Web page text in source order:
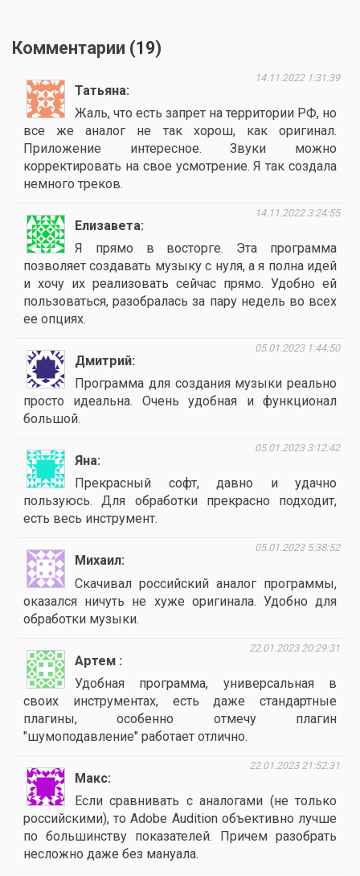
Комментарии (19)
Татьяна
14.11.2022 1:31:39
Жаль, что есть запрет на территории РФ, но
все же аналог не так хорош, как оригинал.
Приложение интересное. Звуки можно
корректировать на свое усмотрение. Я так создала
немного треков.
Елизавета
14.11.2022 3:24:55
Я прямо в восторге. Эта программа
позволяет создавать музыку с нуля, а я полна идей
и хочу их реализовать сейчас прямо. Удобно ей
пользоваться, разобралась за пару недель во всех
ее опциях.
Дмитрий
05.01.2023 1:44:50
Программа для создания музыки реально
просто идеальна. Очень удобная и функционал
большой.
Яна
05.01.2023 3:12:42
Прекрасный софт, давно и удачно
пользуюсь. Для обработки прекрасно подходит,
есть весь инструмент.
Михаил
05.01.2023 5:38:52
Скачивал российский аналог программы,
оказался ничуть не хуже оригинала. Удобно для
обработки музыки.
Артем
22.01.2023 20:29:31
Удобная программа, универсальная в
своих инструментах, есть даже стандартные
плагины, особенно отмечу плагин
"шумоподавление" работает отлично.
Макс
22.01.2023 21:52:31
Если сравнивать с аналогами (не только
российскими), то Adobe Audition объективно лучше
по большинству показателей. Причем разобрать
несложно даже без мануала.